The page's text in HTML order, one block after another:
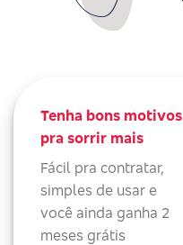
Tenha bons motivos
pra sorrir mais
Fácil pra contratar,
simples de usar e
você ainda ganha 2
meses grátis